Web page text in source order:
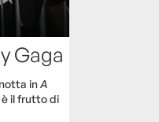
Gaga
inA
è il frutto di